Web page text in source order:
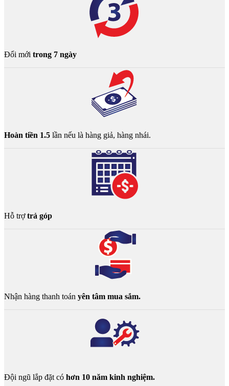
Đổi mới trong 7 ngày
Hoàn tiền 1.5 lần nếu là hàng giả, hàng nhái.
Hỗ trợtrả góp
Nhận hàng thanh toán yên tâm mua sắm.
Đội ngũ lắp đặt có hơn 10 năm kinh nghiệm.